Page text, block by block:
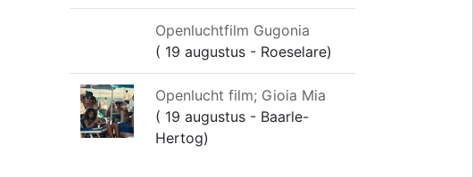
Openluchtfilm Gugonia
( 19 augustus - Roeselare)
Openlucht film; Gioia Mia
( 19 augustus - Baarle-
Hertog)